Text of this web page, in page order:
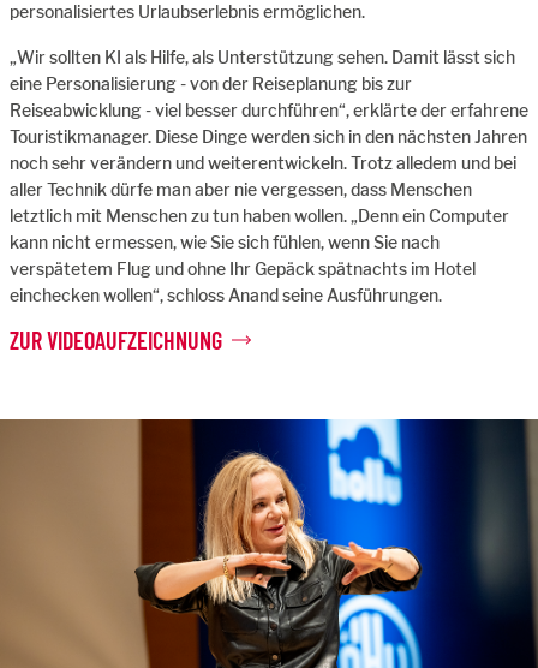
personalisiertes Urlaubserlebnis ermöglichen.
„Wir sollten KI als Hilfe, als Unterstützung sehen. Damit lässt sich
eine Personalisierung - von der Reiseplanung bis zur
Reiseabwicklung - viel besser durchführen“, erklärte der erfahrene
Touristikmanager. Diese Dinge werden sich in den nächsten Jahren
noch sehr verändern und weiterentwickeln. Trotz alledem und bei
aller Technik dürfe man aber nie vergessen, dass Menschen
letztlich mit Menschen zu tun haben wollen. „Denn ein Computer
kann nicht ermessen, wie Sie sich fühlen, wenn Sie nach
verspätetem Flug und ohne Ihr Gepäck spätnachts im Hotel
einchecken wollen“, schloss Anand seine Ausführungen.
ZUR VIDEOAUFZEICHNUNG